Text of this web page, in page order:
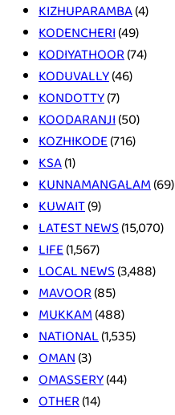
KIZHUPARAMBA(4)
KODENCHERI(49)
KODIYATHOOR(74)
KODUVALLY(46)
KONDOTTY(7)
KOODARANJI(50)
KOZHIKODE(716)
KSA(1)
KUNNAMANGALAM(69)
KUWAIT(9)
LATEST NEWS(15,070)
LIFE(1,567)
LOCAL NEWS(3,488)
MAVOOR(85)
MUKKAM(488)
NATIONAL(1,535)
OMAN(3)
OMASSERY(44)
OTHER(14)